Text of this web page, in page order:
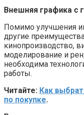
Внешняя графика с
Помимо улучшения
другие
кинопроизводство,
моделирование и
необходима
работы.
Читайте: Как
по покупке.